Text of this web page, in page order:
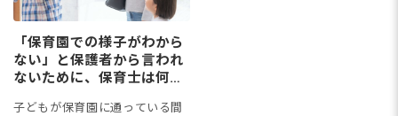
「保育園での様子がわから
ない」と保護者から言われ
ないために、保育士は何が
子どもが保育園に通っている間